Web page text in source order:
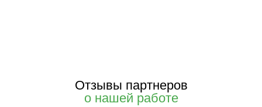
Отзывы партнеров
о нашей работе